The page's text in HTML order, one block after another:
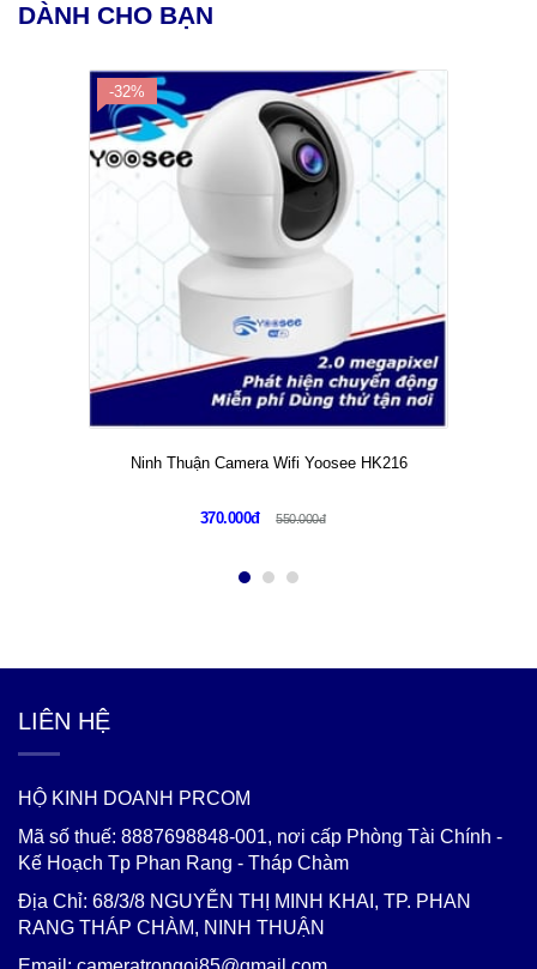
DÀNH CHO BẠN
-32%
Ninh Thuận Camera Wifi Yoosee HK216
370.000đ 550.000đ
LIÊN HỆ
HỘ KINH DOANH PRCOM
Mã số thuế: 8887698848-001, nơi cấp Phòng Tài Chính -
Kế Hoạch Tp Phan Rang - Tháp Chàm
Địa Chỉ: 68/3/8 NGUYỄN THỊ MINH KHAI, TP. PHAN
RANG THÁP CHÀM, NINH THUẬN